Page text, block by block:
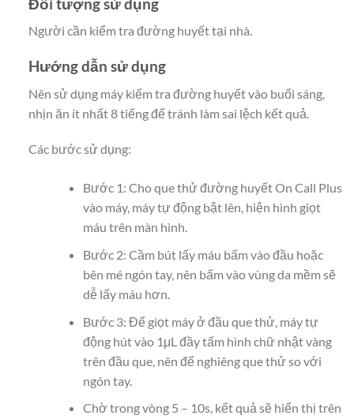
Người cần kiểm tra đường huyết tại nhà.
Hướng dẫn sử dụng
Nên sử dụng máy kiểm tra đường huyết vào buổi sáng,
nhịn ăn ít nhất 8 tiếng để tránh làm sai lệch kết quả.
Các bước sử dụng:
Bước 1: Cho que thử đường huyết On Call Plus
vào máy, máy tự động bật lên, hiện hình giọt
máu trên màn hình.
Bước 2: Cầm bút lấy máu bấm vào đầu hoặc
bên mé ngón tay, nên bấm vào vùng da mềm sẽ
dễ lấy máu hơn.
Bước 3: Để giọt máy ở đầu que thử, máy tự
động hút vào 1μL đầy tấm hình chữ nhật vàng
trên đầu que, nên để nghiêng que thử so với
ngón tay.
Chờ trong vòng 5 – 10s, kết quả sẽ hiển thị trên